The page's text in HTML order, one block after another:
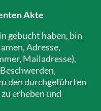
Akte
gebucht haben, bin
Adresse,
Mailadresse),
den durchgeführten
erheben und